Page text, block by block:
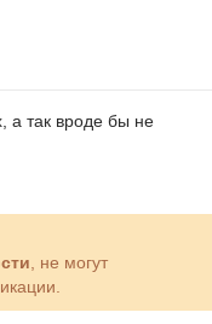
а так вроде бы не
, не могут